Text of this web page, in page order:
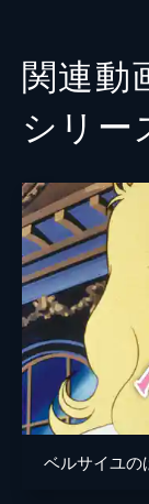
関連動
シリー
ベルサイユの